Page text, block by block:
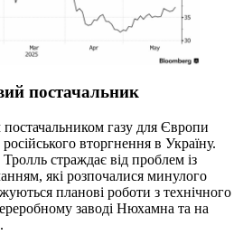
постачальник
газу для Європи
вторгнення в Україну.
страждає від проблем із
які розпочалися минулого
планові роботи з технічного
заводі Нюхамна та на